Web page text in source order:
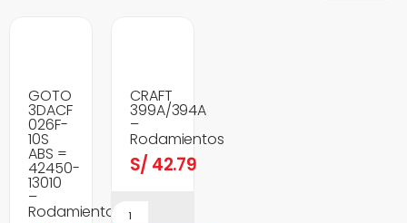
GOTO
3DACF
026F-
10S
ABS =
42450-
13010
–
Rodamientos
CRAFT
399A/394A
–
Rodamientos
S/ 42.79